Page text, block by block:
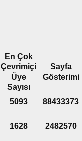
En Çok
Çevrimiçi
Üye
Sayısı
Sayfa
Gösterimi
5093 88433373
1628 2482570